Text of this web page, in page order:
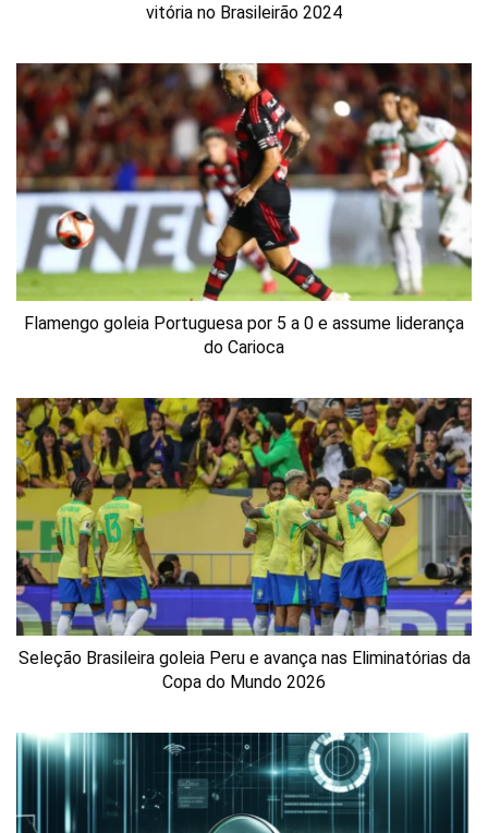
vitória no Brasileirão 2024
Flamengo goleia Portuguesa por 5 a 0 e assume liderança
do Carioca
Seleção Brasileira goleia Peru e avança nas Eliminatórias da
Copa do Mundo 2026